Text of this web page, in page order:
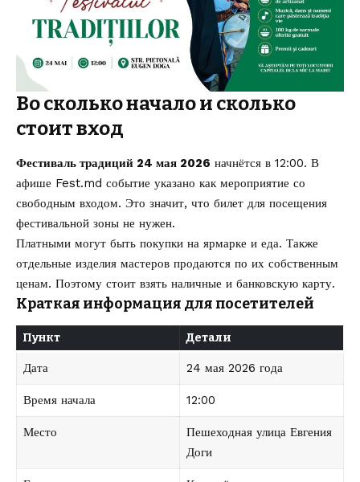
Во сколько начало и сколько
стоит вход
Фестиваль традиций 24 мая 2026 начнётся в 12:00. В
афише Fest.md событие указано как мероприятие со
свободным входом. Это значит, что билет для посещения
фестивальной зоны не нужен.
Платными могут быть покупки на ярмарке и еда. Также
отдельные изделия мастеров продаются по их собственным
ценам. Поэтому стоит взять наличные и банковскую карту.
Краткая информация для посетителей
Пункт Детали
Дата 24 мая 2026 года
Время начала 12:00
Место
Пешеходная улица Евгения
Доги